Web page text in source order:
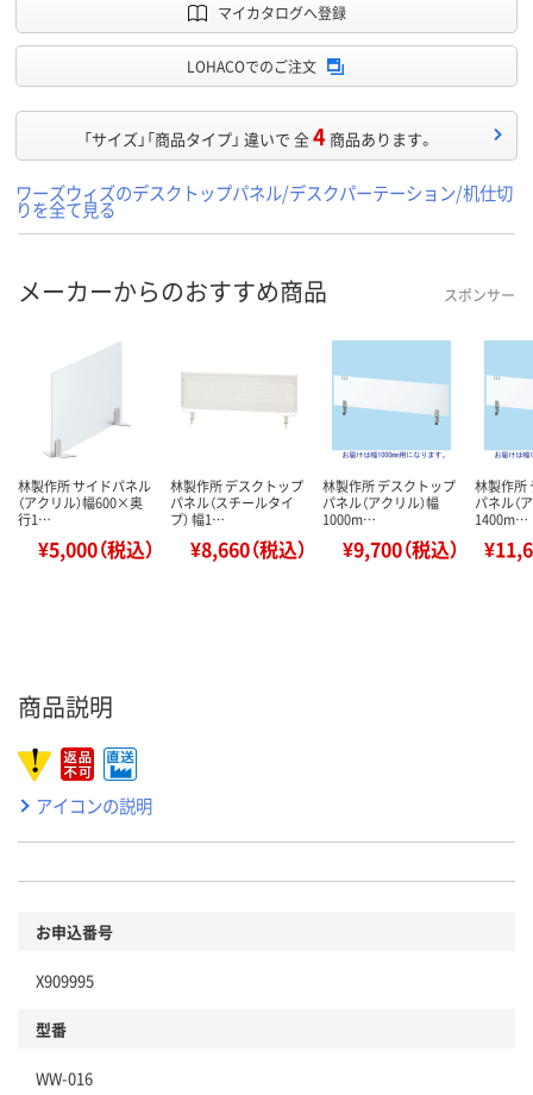
マイカタログへ登録
LOHACOでのご注文
「サイズ」「商品タイプ」 違いで 全4 商品あります。
ワーズウィズのデスクトップパネル/デスクパーテーション/机仕切
りを全て見る
メーカーからのおすすめ商品 スポンサー
林製作所 サイドパネル
（アクリル）幅600×奥
行1…
¥5,000（税込）
林製作所 デスクトップ
パネル（スチールタイ
プ） 幅1…
¥8,660（税込）
林製作所 デスクトップ
パネル（アクリル）幅
1000m…
¥9,700（税込）
林製作所
パネル（
1400m…
商品説明
アイコンの説明
お申込番号
X909995
型番
WW-016